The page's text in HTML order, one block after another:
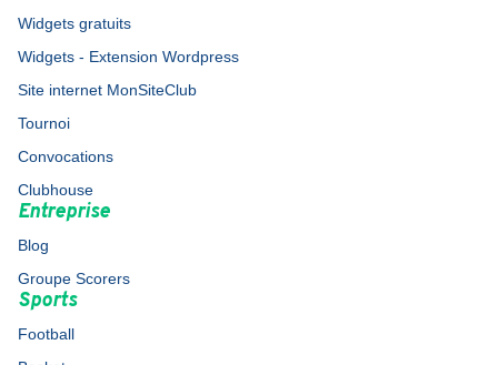
Widgets gratuits
Widgets - Extension Wordpress
Site internet MonSiteClub
Tournoi
Convocations
Clubhouse
Entreprise
Blog
Groupe Scorers
Sports
Football